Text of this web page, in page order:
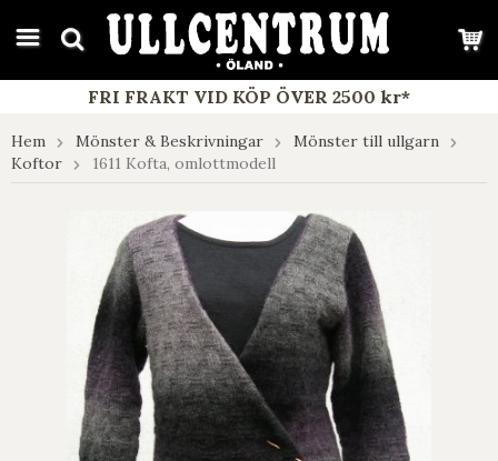
google-site-verification: google7e4b1026db5d9f32.html
FRI FRAKT VID KÖP ÖVER 2500 kr*
Hem Mönster & Beskrivningar
Mönster till ullgarn
Koftor
1611 Kofta, omlottmodell